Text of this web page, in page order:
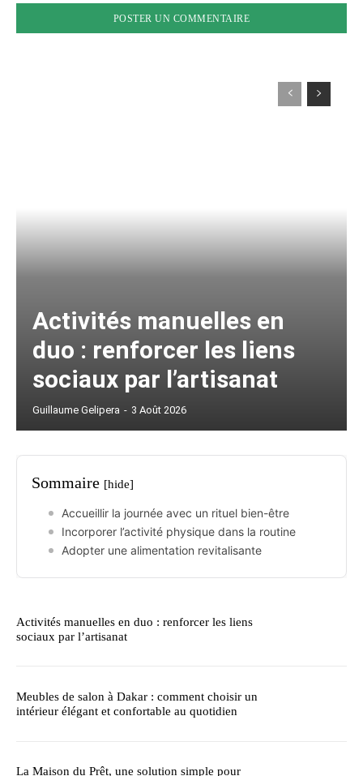
Activités manuelles en
duo : renforcer les liens
sociaux par l’artisanat
Guillaume Gelipera - 3 Août 2026
Sommaire [hide]
Accueillir la journée avec un rituel bien-être
Incorporer l’activité physique dans la routine
Adopter une alimentation revitalisante
Activités manuelles en duo : renforcer les liens
sociaux par l’artisanat
Meubles de salon à Dakar : comment choisir un
intérieur élégant et confortable au quotidien
La Maison du Prêt, une solution simple pour